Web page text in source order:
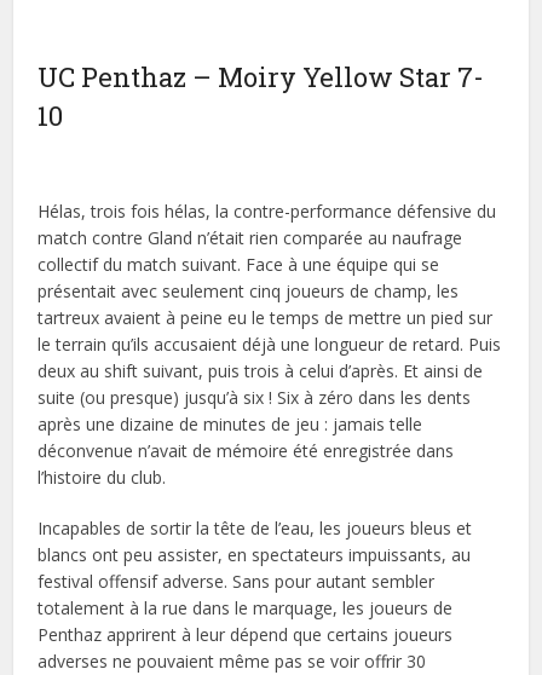
UC Penthaz – Moiry Yellow Star 7-
10
Hélas, trois fois hélas, la contre-performance défensive du
match contre Gland n’était rien comparée au naufrage
collectif du match suivant. Face à une équipe qui se
présentait avec seulement cinq joueurs de champ, les
tartreux avaient à peine eu le temps de mettre un pied sur
le terrain qu’ils accusaient déjà une longueur de retard. Puis
deux au shift suivant, puis trois à celui d’après. Et ainsi de
suite (ou presque) jusqu’à six ! Six à zéro dans les dents
après une dizaine de minutes de jeu : jamais telle
déconvenue n’avait de mémoire été enregistrée dans
l’histoire du club.
Incapables de sortir la tête de l’eau, les joueurs bleus et
blancs ont peu assister, en spectateurs impuissants, au
festival offensif adverse. Sans pour autant sembler
totalement à la rue dans le marquage, les joueurs de
Penthaz apprirent à leur dépend que certains joueurs
adverses ne pouvaient même pas se voir offrir 30